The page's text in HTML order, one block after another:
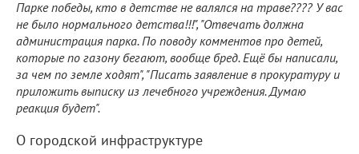
Парке победы, кто в детстве не валялся на траве???? У вас
не было нормального детства!!!", "Отвечать должна
администрация парка. По поводу комментов про детей,
которые по газону бегают, вообще бред. Ещё бы написали,
за чем по земле ходят", "Писать заявление в прокуратуру и
приложить выписку из лечебного учреждения. Думаю
реакция будет".
О городской инфраструктуре